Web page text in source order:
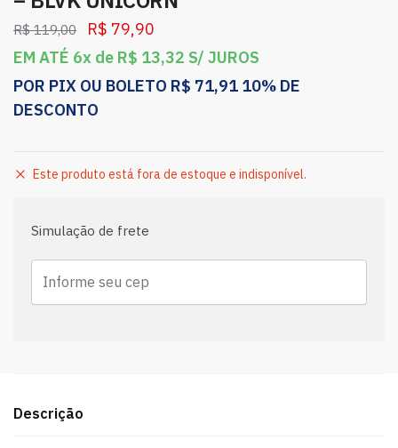
R$119,00 R$ 79,90
EM ATÉ 6x de R$ 13,32 S/ JUROS
POR PIX OU BOLETO R$ 71,91 10% DE
DESCONTO
Este produto está fora de estoque e indisponível.
Simulação de frete
Descrição